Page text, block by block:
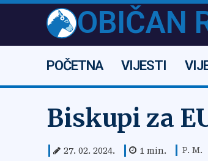
OBIČAN
POČETNA VIJESTI
Biskupi za
27. 02. 2024. 1 min. P. M.